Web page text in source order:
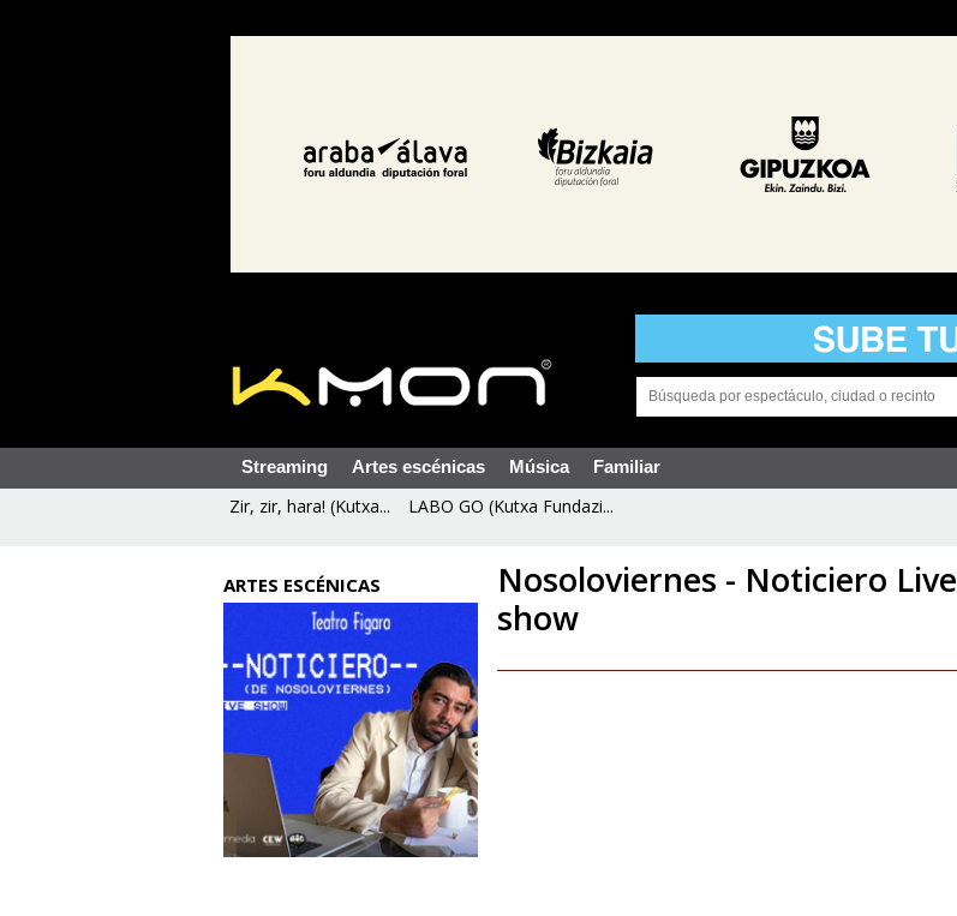
Streaming Artes escénicas Música Familiar
Zir, zir, hara! (Kutxa... LABO GO (Kutxa Fundazi...
ARTES ESCÉNICAS
Nosoloviernes - Noticiero Live
show